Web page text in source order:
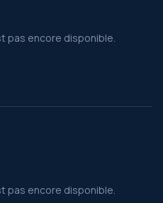
pas encore disponible.
pas encore disponible.